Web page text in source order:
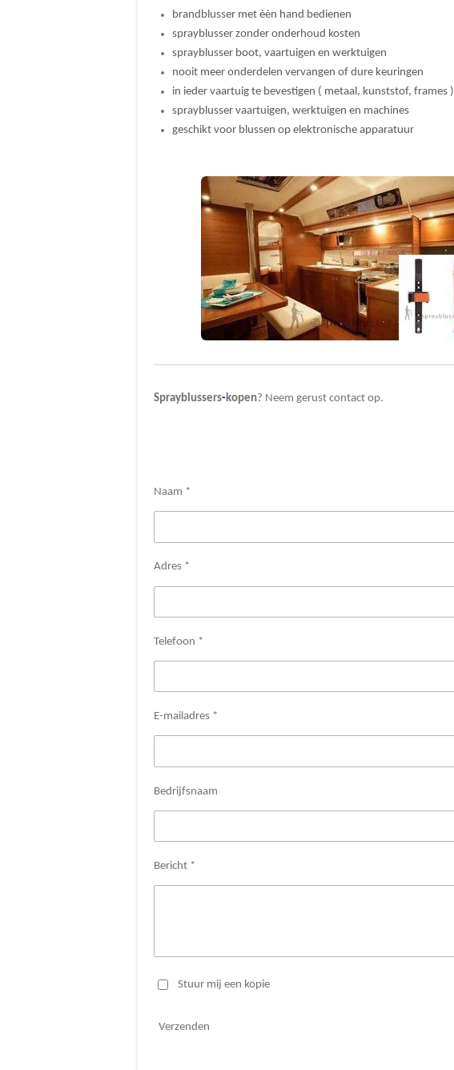
brandblusser met èèn hand bedienen
sprayblusser zonder onderhoud kosten
sprayblusser boot, vaartuigen en werktuigen
nooit meer onderdelen vervangen of dure keuringen
in ieder vaartuig te bevestigen ( metaal, kunststof, frames )
sprayblusser vaartuigen, werktuigen en machines
geschikt voor blussen op elektronische apparatuur
Sprayblussers-kopen? Neem gerust contact op.
Naam *
Adres *
Telefoon *
E-mailadres *
Bedrijfsnaam
Bericht *
Stuur mij een kopie
Verzenden